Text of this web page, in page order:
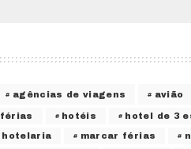
agências de viagens avião
férias hotéis hotel de 3
hotelaria marcar férias